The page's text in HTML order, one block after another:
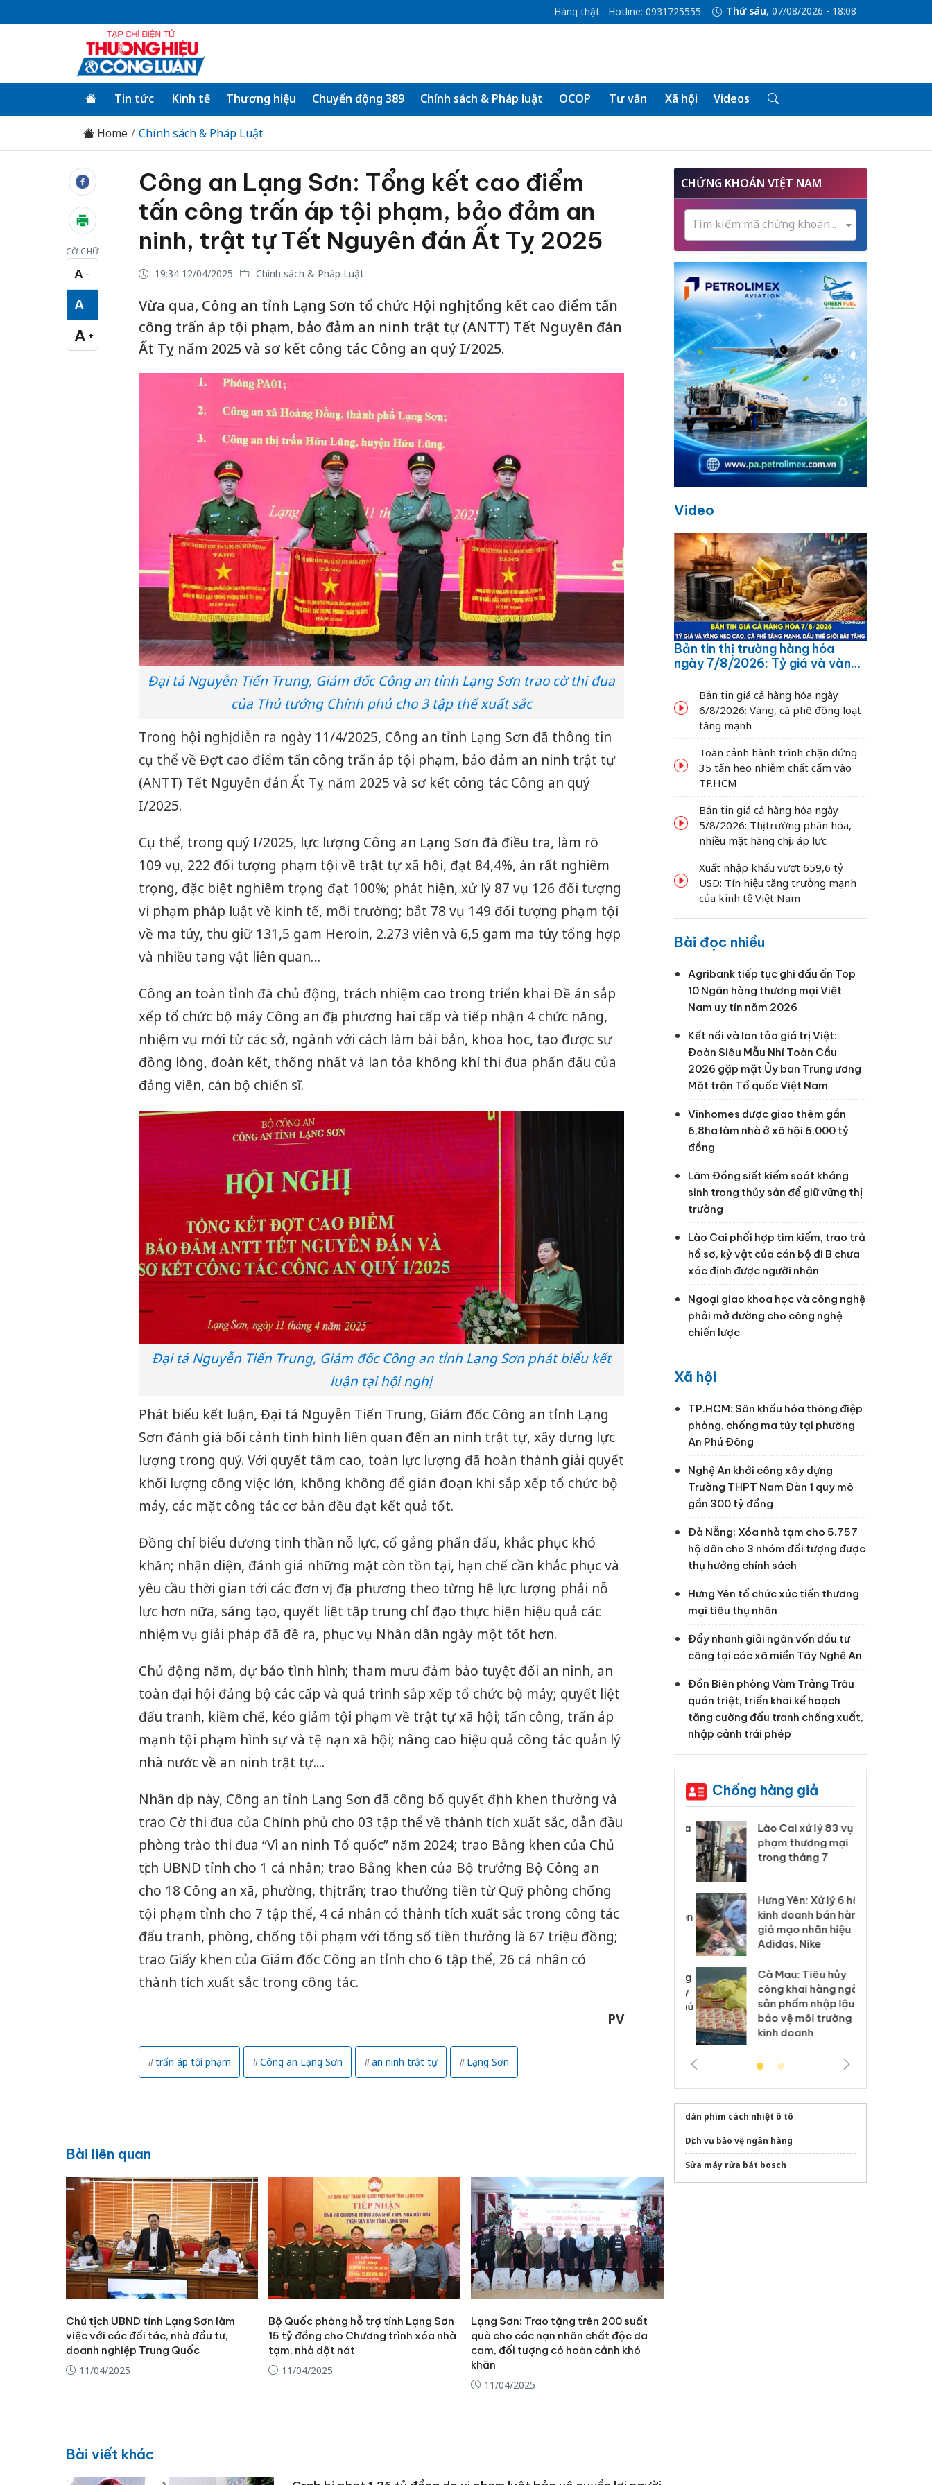
Hàng thật Hotline: 0931725555 Thứ sáu, 07/08/2026 - 18:08
Tin tức Kinh tế Thương hiệu Chuyển động 389 Chính sách & Pháp luật OCOP Tư vấn Xã hội Videos
Home Chính sách & Pháp Luật
CỠ CHỮ
A −
Cỡ chữ nhỏ
A
Cỡ chữ vừa
A +
Cỡ chữ lớn
Công an Lạng Sơn: Tổng kết cao điểm
tấn công trấn áp tội phạm, bảo đảm an
ninh, trật tự Tết Nguyên đán Ất Tỵ 2025
19:34 12/04/2025 Chính sách & Pháp Luật
Vừa qua, Công an tỉnh Lạng Sơn tổ chức Hội nghị tổng kết cao điểm tấn
công trấn áp tội phạm, bảo đảm an ninh trật tự (ANTT) Tết Nguyên đán
Ất Tỵ năm 2025 và sơ kết công tác Công an quý I/2025.
Đại tá Nguyễn Tiến Trung, Giám đốc Công an tỉnh Lạng Sơn trao cờ thi đua
của Thủ tướng Chính phủ cho 3 tập thể xuất sắc
Trong hội nghị diễn ra ngày 11/4/2025, Công an tỉnh Lạng Sơn đã thông tin
cụ thể về Đợt cao điểm tấn công trấn áp tội phạm, bảo đảm an ninh trật tự
(ANTT) Tết Nguyên đán Ất Tỵ năm 2025 và sơ kết công tác Công an quý
I/2025.
Cụ thể, trong quý I/2025, lực lượng Công an Lạng Sơn đã điều tra, làm rõ
109 vụ, 222 đối tượng phạm tội về trật tự xã hội, đạt 84,4%, án rất nghiêm
trọng, đặc biệt nghiêm trọng đạt 100%; phát hiện, xử lý 87 vụ 126 đối tượng
vi phạm pháp luật về kinh tế, môi trường; bắt 78 vụ 149 đối tượng phạm tội
về ma túy, thu giữ 131,5 gam Heroin, 2.273 viên và 6,5 gam ma túy tổng hợp
và nhiều tang vật liên quan…
Công an toàn tỉnh đã chủ động, trách nhiệm cao trong triển khai Đề án sắp
xếp tổ chức bộ máy Công an địa phương hai cấp và tiếp nhận 4 chức năng,
nhiệm vụ mới từ các sở, ngành với cách làm bài bản, khoa học, tạo được sự
đồng lòng, đoàn kết, thống nhất và lan tỏa không khí thi đua phấn đấu của
đảng viên, cán bộ chiến sĩ.
Đại tá Nguyễn Tiến Trung, Giám đốc Công an tỉnh Lạng Sơn phát biểu kết
luận tại hội nghị
Phát biểu kết luận, Đại tá Nguyễn Tiến Trung, Giám đốc Công an tỉnh Lạng
Sơn đánh giá bối cảnh tình hình liên quan đến an ninh trật tự, xây dựng lực
lượng trong quý. Với quyết tâm cao, toàn lực lượng đã hoàn thành giải quyết
khối lượng công việc lớn, không không để gián đoạn khi sắp xếp tổ chức bộ
máy, các mặt công tác cơ bản đều đạt kết quả tốt.
Đồng chí biểu dương tinh thần nỗ lực, cố gắng phấn đấu, khắc phục khó
khăn; nhận diện, đánh giá những mặt còn tồn tại, hạn chế cần khắc phục và
yêu cầu thời gian tới các đơn vị, địa phương theo từng hệ lực lượng phải nỗ
lực hơn nữa, sáng tạo, quyết liệt tập trung chỉ đạo thực hiện hiệu quả các
nhiệm vụ giải pháp đã đề ra, phục vụ Nhân dân ngày một tốt hơn.
Chủ động nắm, dự báo tình hình; tham mưu đảm bảo tuyệt đối an ninh, an
toàn đại hội đảng bộ các cấp và quá trình sắp xếp tổ chức bộ máy; quyết liệt
đấu tranh, kiềm chế, kéo giảm tội phạm về trật tự xã hội; tấn công, trấn áp
mạnh tội phạm hình sự và tệ nạn xã hội; nâng cao hiệu quả công tác quản lý
nhà nước về an ninh trật tự....
Nhân dịp này, Công an tỉnh Lạng Sơn đã công bố quyết định khen thưởng và
trao Cờ thi đua của Chính phủ cho 03 tập thể về thành tích xuất sắc, dẫn đầu
phòng trào thi đua “Vì an ninh Tổ quốc” năm 2024; trao Bằng khen của Chủ
tịch UBND tỉnh cho 1 cá nhân; trao Bằng khen của Bộ trưởng Bộ Công an
cho 18 Công an xã, phường, thị trấn; trao thưởng tiền từ Quỹ phòng chống
tội phạm tỉnh cho 7 tập thể, 4 cá nhân có thành tích xuất sắc trong công tác
đấu tranh, phòng, chống tội phạm với tổng số tiền thưởng là 67 triệu đồng;
trao Giấy khen của Giám đốc Công an tỉnh cho 6 tập thể, 26 cá nhân có
thành tích xuất sắc trong công tác.
PV
trấn áp tội phạm Công an Lạng Sơn an ninh trật tự Lạng Sơn
Bài liên quan
Chủ tịch UBND tỉnh Lạng Sơn làm
việc với các đối tác, nhà đầu tư,
doanh nghiệp Trung Quốc
11/04/2025
Bộ Quốc phòng hỗ trợ tỉnh Lạng Sơn
15 tỷ đồng cho Chương trình xóa nhà
tạm, nhà dột nát
11/04/2025
Lạng Sơn: Trao tặng trên 200 suất
quà cho các nạn nhân chất độc da
cam, đối tượng có hoàn cảnh khó
khăn
11/04/2025
Bài viết khác
CHỨNG KHOÁN VIỆT NAM
Tìm kiếm mã chứng khoán...
Video
Bản tin thị trường hàng hóa
ngày 7/8/2026: Tỷ giá và vàng
dầu thế giới bật tăng
Bản tin giá cả hàng hóa ngày
6/8/2026: Vàng, cà phê đồng loạt
tăng mạnh
Toàn cảnh hành trình chặn đứng
35 tấn heo nhiễm chất cấm vào
TP.HCM
Bản tin giá cả hàng hóa ngày
5/8/2026: Thị trường phân hóa,
nhiều mặt hàng chịu áp lực
Xuất nhập khẩu vượt 659,6 tỷ
USD: Tín hiệu tăng trưởng mạnh
của kinh tế Việt Nam
Bài đọc nhiều
Agribank tiếp tục ghi dấu ấn Top
10 Ngân hàng thương mại Việt
Nam uy tín năm 2026
Kết nối và lan tỏa giá trị Việt:
Đoàn Siêu Mẫu Nhí Toàn Cầu
2026 gặp mặt Ủy ban Trung ương
Mặt trận Tổ quốc Việt Nam
Vinhomes được giao thêm gần
6,8ha làm nhà ở xã hội 6.000 tỷ
đồng
Lâm Đồng siết kiểm soát kháng
sinh trong thủy sản để giữ vững thị
trường
Lào Cai phối hợp tìm kiếm, trao trả
hồ sơ, kỷ vật của cán bộ đi B chưa
xác định được người nhận
Ngoại giao khoa học và công nghệ
phải mở đường cho công nghệ
chiến lược
Xã hội
TP.HCM: Sân khấu hóa thông điệp
phòng, chống ma túy tại phường
An Phú Đông
Nghệ An khởi công xây dựng
Trường THPT Nam Đàn 1 quy mô
gần 300 tỷ đồng
Đà Nẵng: Xóa nhà tạm cho 5.757
hộ dân cho 3 nhóm đối tượng được
thụ hưởng chính sách
Hưng Yên tổ chức xúc tiến thương
mại tiêu thụ nhãn
Đẩy nhanh giải ngân vốn đầu tư
công tại các xã miền Tây Nghệ An
Đồn Biên phòng Vàm Trảng Trâu
quán triệt, triển khai kế hoạch
tăng cường đấu tranh chống xuất,
nhập cảnh trái phép
Chống hàng giả
Công an Thanh Hóa
tìm bị hại trong vụ
bán yến sào giả
Thanh Hóa: Tìm bị
hại trong vụ án buôn
bán bình sữa
Moyuum giả
Quốc ra đầu thú
Lào Cai xử lý 83 vụ vi
phạm thương mại
trong tháng 7
Hưng Yên: Xử lý 6 hộ
kinh doanh bán hàng
giả mạo nhãn hiệu
Adidas, Nike
Cà Mau: Tiêu hủy
công khai hàng ngàn
sản phẩm nhập lậu,
bảo vệ môi trường
kinh doanh
dán phim cách nhiệt ô tô
Dịch vụ bảo vệ ngân hàng
Sửa máy rửa bát bosch